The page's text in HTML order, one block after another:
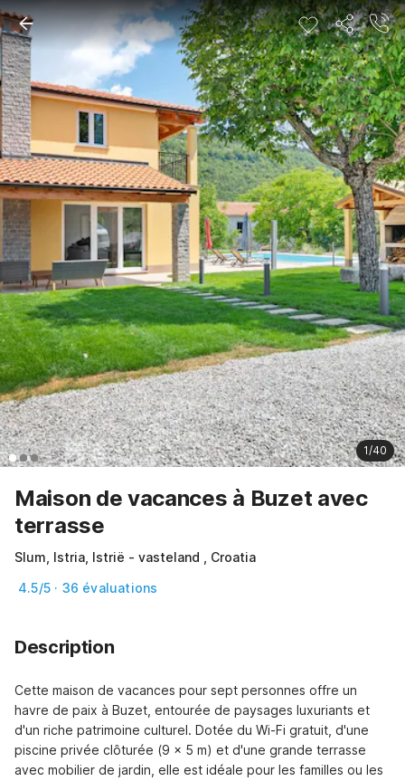
1/40
Maison de vacances à Buzet avec
terrasse
Slum, Istria, Istrië - vasteland , Croatia
4.5/5 · 36 évaluations
Description
Cette maison de vacances pour sept personnes offre un
havre de paix à Buzet, entourée de paysages luxuriants et
d'un riche patrimoine culturel. Dotée du Wi-Fi gratuit, d'une
piscine privée clôturée (9 x 5 m) et d'une grande terrasse
avec mobilier de jardin, elle est idéale pour les familles ou les